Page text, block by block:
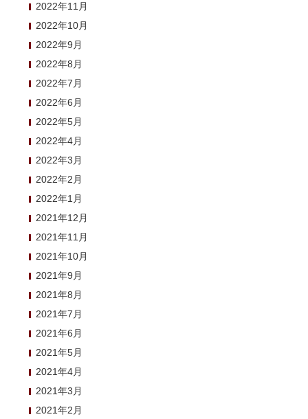
2022年11月
2022年10月
2022年9月
2022年8月
2022年7月
2022年6月
2022年5月
2022年4月
2022年3月
2022年2月
2022年1月
2021年12月
2021年11月
2021年10月
2021年9月
2021年8月
2021年7月
2021年6月
2021年5月
2021年4月
2021年3月
2021年2月